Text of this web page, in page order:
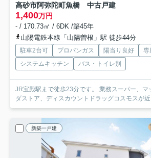
高砂市阿弥陀町魚橋 中古戸建
1,400万円
- / 170.73㎡ / 6DK /築45年
山陽電鉄本線「山陽曽根」駅 徒歩44分
駐車2台可 プロパンガス 陽当り良好
専
システムキッチン
バス・トイレ別
JR宝殿駅まで徒歩23分です。 業務スーパー、マ
ダストア、ディスカウントドラッグコスモスが
新築一戸建